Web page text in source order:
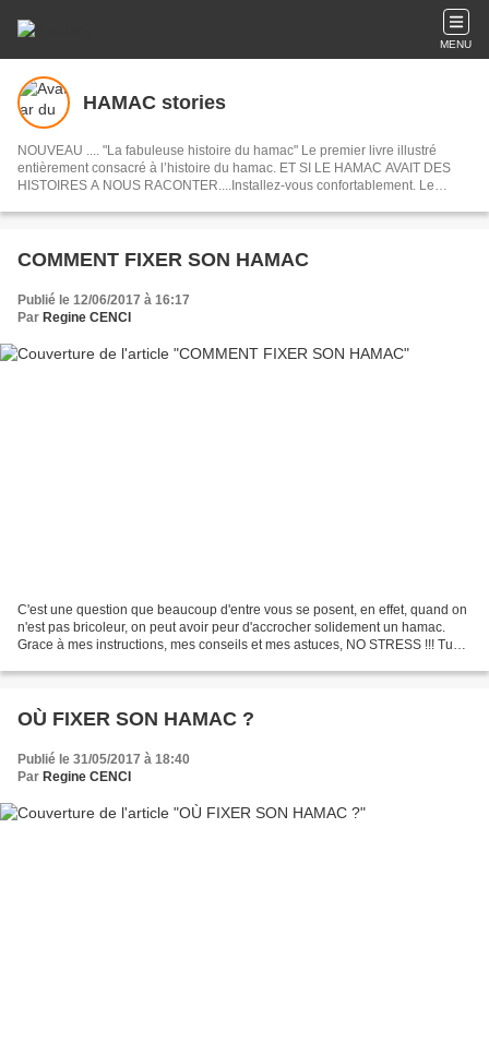
MENU
HAMAC stories
NOUVEAU .... "La fabuleuse histoire du hamac" Le premier livre illustré
entièrement consacré à l’histoire du hamac. ET SI LE HAMAC AVAIT DES
HISTOIRES A NOUS RACONTER....Installez-vous confortablement. Le
COMMENT FIXER SON HAMAC
Publié le 12/06/2017 à 16:17
Par Regine CENCI
C'est une question que beaucoup d'entre vous se posent, en effet, quand on
n'est pas bricoleur, on peut avoir peur d'accrocher solidement un hamac.
Grace à mes instructions, mes conseils et mes astuces, NO STRESS !!! Tu
OÙ FIXER SON HAMAC ?
Publié le 31/05/2017 à 18:40
Par Regine CENCI